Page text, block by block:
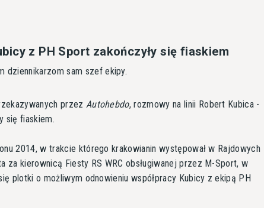
z PH Sport zakończyły się fiaskiem
dziennikarzom sam szef ekipy.
przez Autohebdo, rozmowy na linii Robert Kubica -
się fiaskiem.
2014, w trakcie którego krakowianin występował w Rajdowych
za kierownicą Fiesty RS WRC obsługiwanej przez M-Sport, w
plotki o możliwym odnowieniu współpracy Kubicy z ekipą PH